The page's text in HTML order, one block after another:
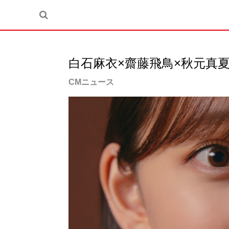
白石麻衣×齋藤飛鳥×秋元真
CMニュース